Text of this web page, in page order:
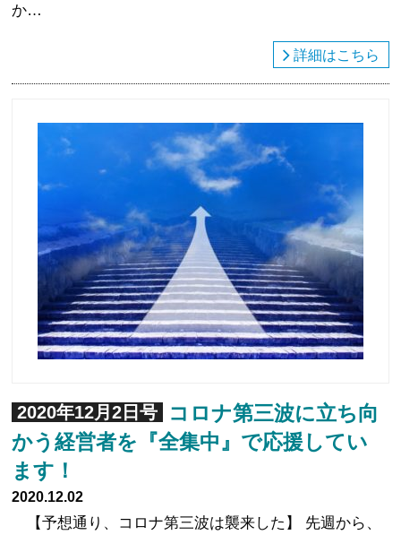
か…
詳細はこちら
2020年12月2日号
コロナ第三波に立ち向
かう経営者を『全集中』で応援してい
ます！
2020.12.02
【予想通り、コロナ第三波は襲来した】 先週から、